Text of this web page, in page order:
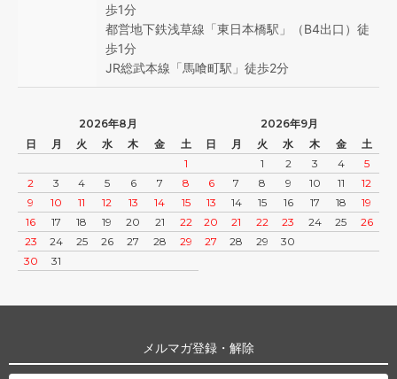
歩1分
都営地下鉄浅草線「東日本橋駅」（B4出口）徒
歩1分
JR総武本線「馬喰町駅」徒歩2分
2026年8月
日
月 火 水 木 金
土
1
2
3 4 5 6 7
8
9
10 11 12 13 14
15
16
17 18 19 20 21
22
23
24 25 26 27 28
29
30
31
2026年9月
日
月 火 水 木 金
土
1
2 3 4
5
6
7 8 9 10 11
12
13
14 15 16 17 18
19
20
21 22 23 24 25
26
27
28 29 30
メルマガ登録・解除